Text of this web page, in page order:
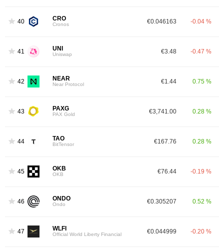
40 CRO
Cronos €0.046163 -0.04 %
41 UNI
Uniswap €3.48 -0.47 %
42 NEAR
Near Protocol €1.44 0.75 %
43 PAXG
PAX Gold €3,741.00 0.28 %
44 TAO
BitTensor €167.76 0.28 %
45 OKB
OKB €76.44 -0.19 %
46 ONDO
Ondo €0.305207 0.52 %
47 WLFI
Official World Liberty Financial €0.044999 -0.20 %